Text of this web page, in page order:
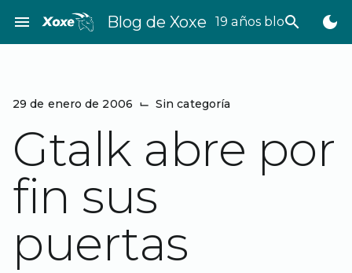
contenido
menu Blog de Xoxe 19 años bloggeando
search dark_mode
29 de enero de 2006 ⌙ Sin categoría
Gtalk abre por
fin sus
puertas